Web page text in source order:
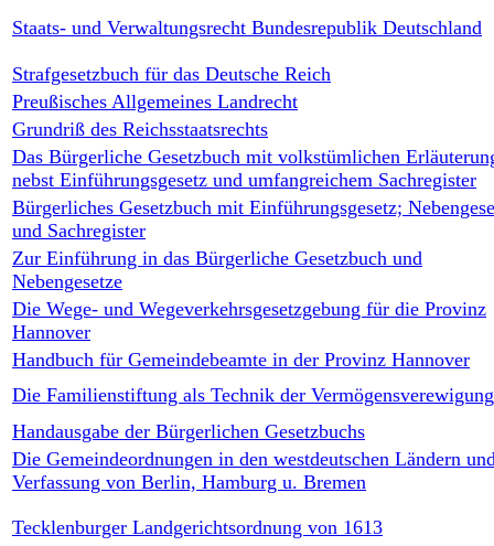
Staats- und Verwaltungsrecht Bundesrepublik Deutschland
Strafgesetzbuch für das Deutsche Reich
Preußisches Allgemeines Landrecht
Grundriß des Reichsstaatsrechts
Das Bürgerliche Gesetzbuch mit volkstümlichen
nebst Einführungsgesetz und umfangreichem Sachregister
Bürgerliches Gesetzbuch mit Einführungsgesetz;
und Sachregister
Zur Einführung in das Bürgerliche Gesetzbuch und
Nebengesetze
Die Wege- und Wegeverkehrsgesetzgebung für die Provinz
Hannover
Handbuch für Gemeindebeamte in der Provinz Hannover
Die Familienstiftung als Technik der Vermögensverewigung
Handausgabe der Bürgerlichen Gesetzbuchs
Die Gemeindeordnungen in den westdeutschen Ländern
Verfassung von Berlin, Hamburg u. Bremen
Tecklenburger Landgerichtsordnung von 1613